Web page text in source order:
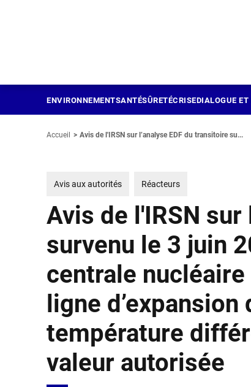
ENVIRONNEMENTSANTÉSÛRETÉCRISEDIALOGUE ET
Accueil Avis de l'IRSN sur l’analyse EDF du transitoire su...
Avis aux autorités Réacteurs
Avis de l'IRSN sur
survenu le 3 juin
centrale
ligne
température
valeur autorisée